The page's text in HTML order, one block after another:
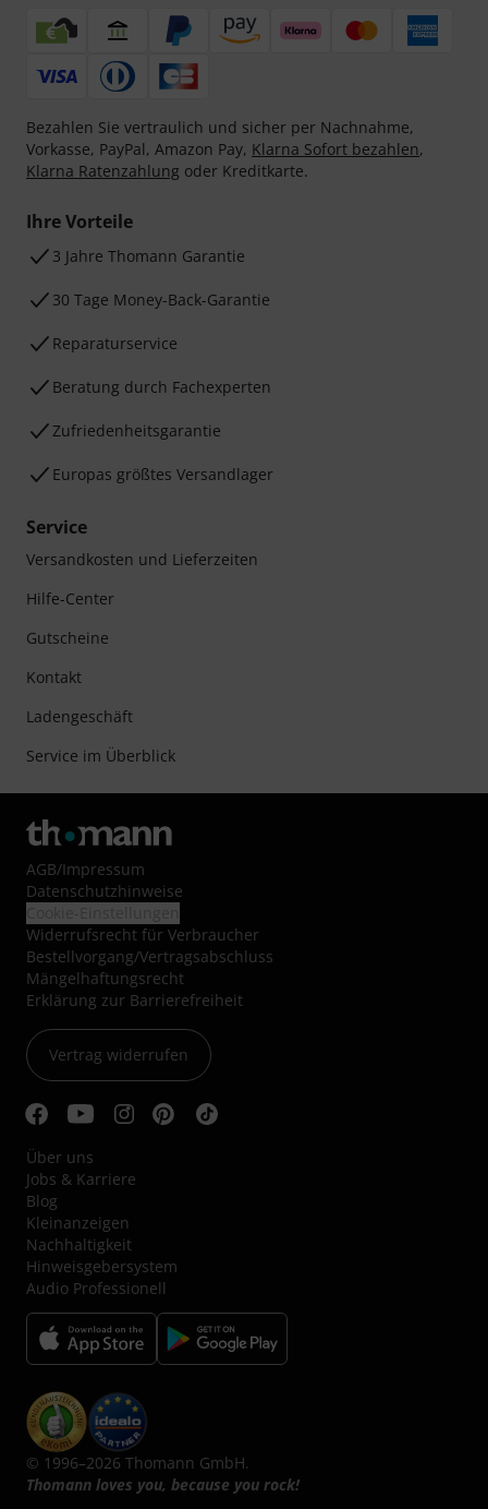
Bezahlen Sie vertraulich und sicher per Nachnahme,
Vorkasse, PayPal, Amazon Pay, Klarna Sofort bezahlen,
Klarna Ratenzahlung oder Kreditkarte.
Ihre Vorteile
3 Jahre Thomann Garantie
30 Tage Money-Back-Garantie
Reparaturservice
Beratung durch Fachexperten
Zufriedenheitsgarantie
Europas größtes Versandlager
Service
Versandkosten und Lieferzeiten
Hilfe-Center
Gutscheine
Kontakt
Ladengeschäft
Service im Überblick
AGB/Impressum
Datenschutzhinweise
Widerrufsrecht für Verbraucher
Bestellvorgang/Vertragsabschluss
Mängelhaftungsrecht
Erklärung zur Barrierefreiheit
Vertrag widerrufen
Über uns
Jobs & Karriere
Blog
Kleinanzeigen
Nachhaltigkeit
Hinweisgebersystem
Audio Professionell
© 1996–2026 Thomann GmbH.
Thomann loves you, because you rock!